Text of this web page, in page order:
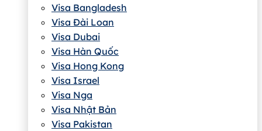
Visa Bangladesh
Visa Đài Loan
Visa Dubai
Visa Hàn Quốc
Visa Hong Kong
Visa Israel
Visa Nga
Visa Nhật Bản
Visa Pakistan